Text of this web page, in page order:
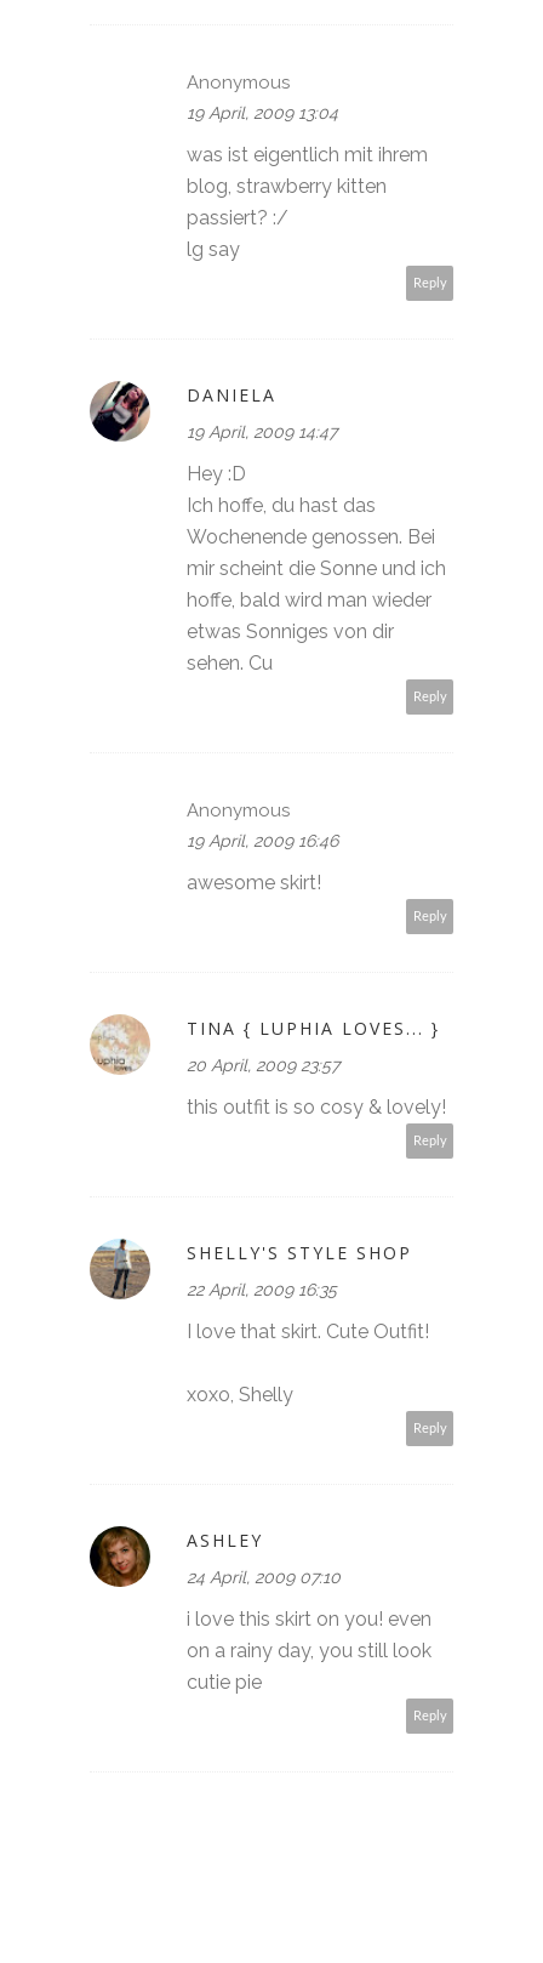
Anonymous
19 April, 2009 13:04
was ist eigentlich mit ihrem
blog, strawberry kitten
passiert? :/
lg say
Reply
DANIELA
19 April, 2009 14:47
Hey :D
Ich hoffe, du hast das
Wochenende genossen. Bei
mir scheint die Sonne und ich
hoffe, bald wird man wieder
etwas Sonniges von dir
sehen. Cu
Reply
Anonymous
19 April, 2009 16:46
awesome skirt!
Reply
TINA { LUPHIA LOVES... }
20 April, 2009 23:57
this outfit is so cosy & lovely!
Reply
SHELLY'S STYLE SHOP
22 April, 2009 16:35
I love that skirt. Cute Outfit!
xoxo, Shelly
Reply
ASHLEY
24 April, 2009 07:10
i love this skirt on you! even
on a rainy day, you still look
cutie pie
Reply